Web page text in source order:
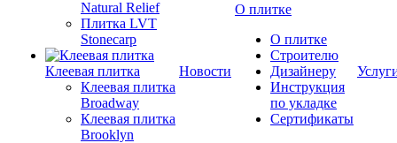
Natural Relief
Плитка LVT
Stonecarp
Клеевая плитка
Клеевая плитка
Broadway
Клеевая плитка
Brooklyn
Новости
О плитке
О плитке
Строителю
Дизайнеру
Инструкция
по укладке
Сертификаты